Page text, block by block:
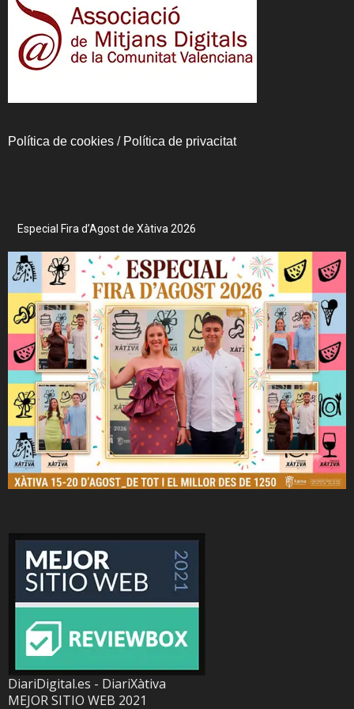
Política de cookies / Política de privacitat
Especial Fira d’Agost de Xàtiva 2026
DiariDigital.es - DiariXàtiva
MEJOR SITIO WEB 2021